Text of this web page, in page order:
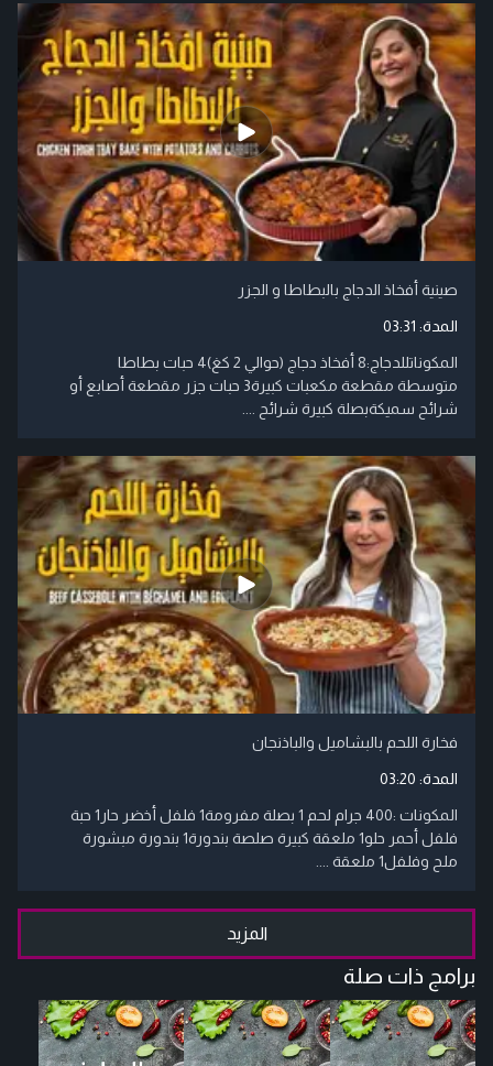
صينية أفخاذ الدجاج بالبطاطا و الجزر
المدة: 03:31
المكوناتللدجاج:8 أفخاذ دجاج (حوالي 2 كغ)4 حبات بطاطا
متوسطة مقطعة مكعبات كبيرة3 حبات جزر مقطعة أصابع أو
شرائح سميكةبصلة كبيرة شرائح ....
فخارة اللحم بالبشاميل والباذنجان
المدة: 03:20
المكونات :​400 جرام لحم ​1 بصلة مفرومة​1 فلفل أخضر حار​1 حبة
فلفل أحمر حلو1 ملعقة كبيرة صلصة بندورة​1 بندورة مبشورة​
ملح وفلفل​1 ملعقة ....
المزيد
برامج ذات صلة